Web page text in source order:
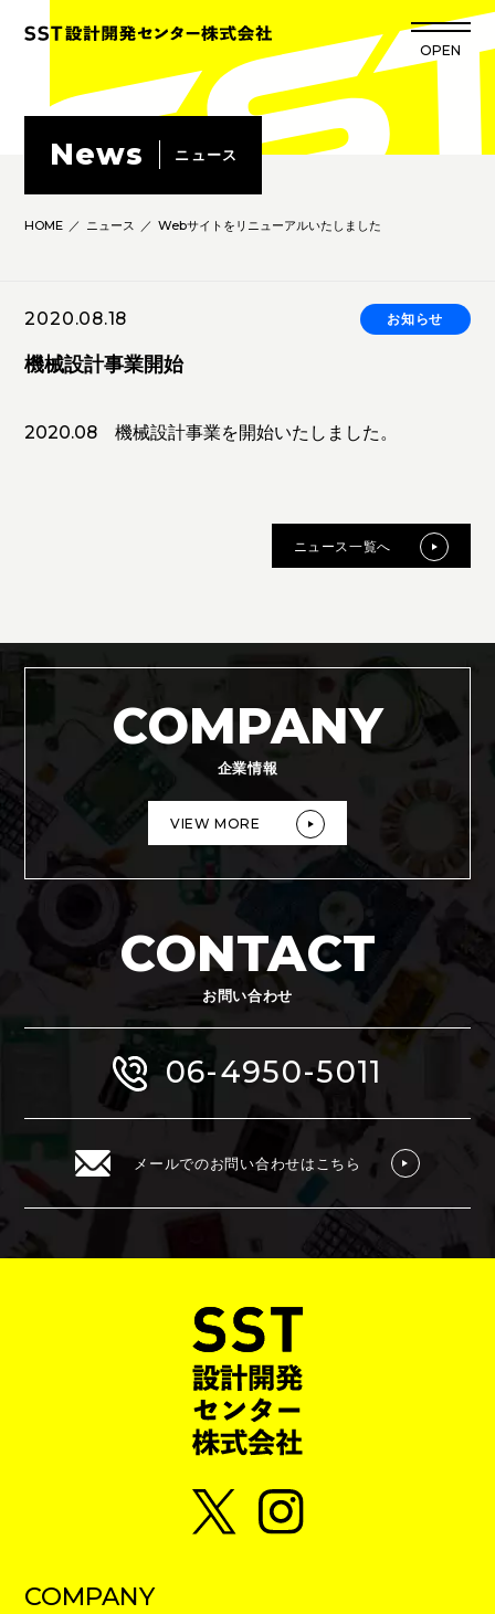
News ニュース
HOME ニュース Webサイトをリニューアルいたしました
2020.08.18 お知らせ
機械設計事業開始
2020.08 機械設計事業を開始いたしました。
ニュース一覧へ
COMPANY
企業情報
VIEW MORE
CONTACT
お問い合わせ
06-4950-5011
メールでのお問い合わせはこちら
COMPANY
OPEN
CLOSE